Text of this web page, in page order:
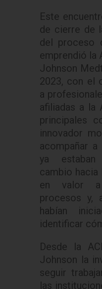
Este
de cierre de
del proceso
emprendió la
Johnson
2023, con el
a
afiliadas a la
principales
innovador
acompañar
ya
cambio hacia
en valor a
procesos y,
habían
identificar
Desde la
Johnson la
seguir
las